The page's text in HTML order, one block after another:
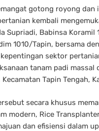
gotong royong dan
kembali
Supriadi, Babinsa Koramil
1010/Tapin, bersama
sektor
tanam padi massal
Kecamatan Tapin Tengah,
secara khusus
modern, Rice
dan efisiensi dalam